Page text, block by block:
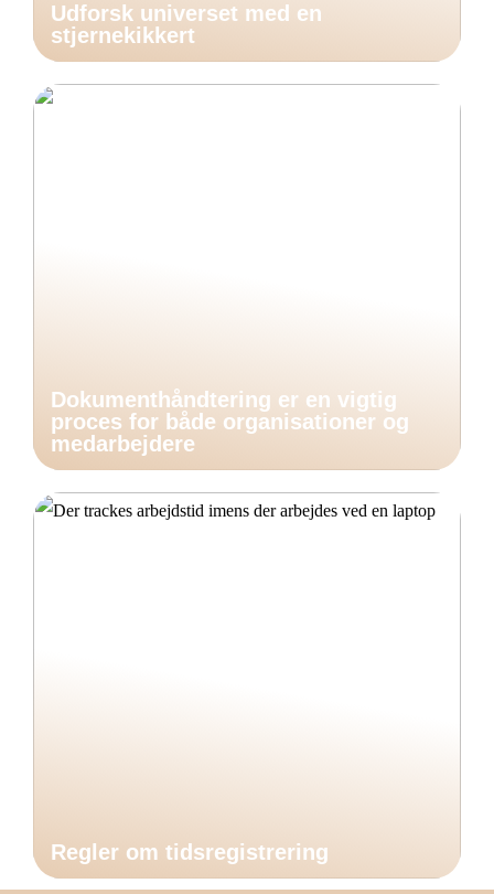
Udforsk universet med en
stjernekikkert
Dokumenthåndtering er en vigtig
proces for både organisationer og
medarbejdere
Regler om tidsregistrering